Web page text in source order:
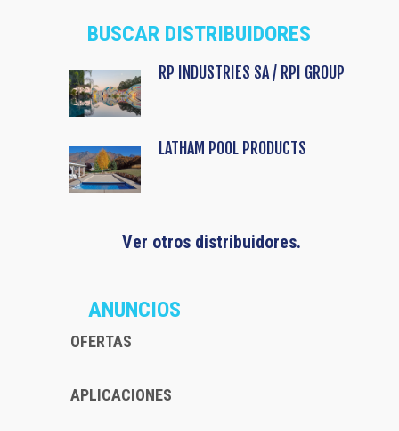
BUSCAR DISTRIBUIDORES
RP INDUSTRIES SA / RPI GROUP
LATHAM POOL PRODUCTS
Ver otros distribuidores.
ANUNCIOS
OFERTAS
APLICACIONES